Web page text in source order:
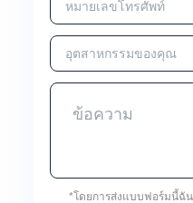
*โดยการส่งแบบฟอร์มนี้ฉั